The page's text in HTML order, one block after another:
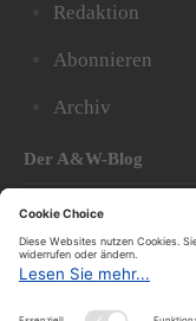
Redaktion
Abonnieren
Archiv
Der A&W-Blog
DerA&W-Blog
hat sich in den
bedeutendsten
entwickelt.